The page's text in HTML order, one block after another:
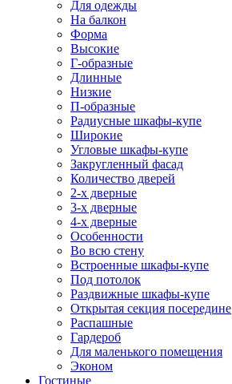
Для одежды
На балкон
Форма
Высокие
Г-образные
Длинные
Низкие
П-образные
Радиусные шкафы-купе
Широкие
Угловые шкафы-купе
Закругленный фасад
Количество дверей
2-х дверные
3-х дверные
4-х дверные
Особенности
Во всю стену
Встроенные шкафы-купе
Под потолок
Раздвижные шкафы-купе
Открытая секция посередине
Распашные
Гардероб
Для маленького помещения
Эконом
Гостиные